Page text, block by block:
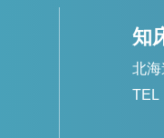
知
北
TEL